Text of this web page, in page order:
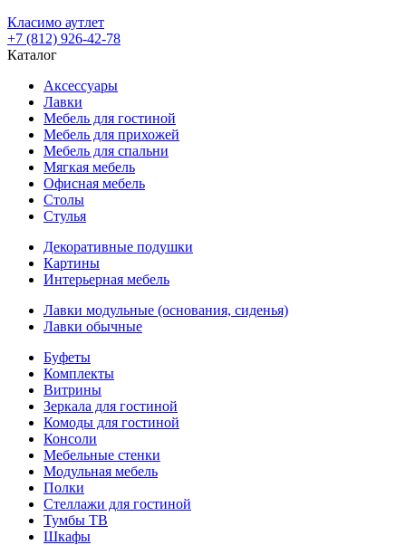
Класимо аутлет
+7 (812) 926-42-78
Каталог
Аксессуары
Лавки
Мебель для гостиной
Мебель для прихожей
Мебель для спальни
Мягкая мебель
Офисная мебель
Столы
Стулья
Декоративные подушки
Картины
Интерьерная мебель
Лавки модульные (основания, сиденья)
Лавки обычные
Буфеты
Комплекты
Витрины
Зеркала для гостиной
Комоды для гостиной
Консоли
Мебельные стенки
Модульная мебель
Полки
Стеллажи для гостиной
Тумбы ТВ
Шкафы